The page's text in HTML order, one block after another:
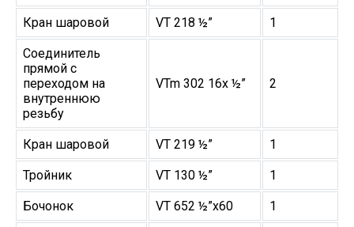
Кран шаровой VT 218 ½” 1
Соединитель
прямой с
переходом на
внутреннюю
резьбу
VTm 302 16х ½” 2
Кран шаровой VT 219 ½” 1
Тройник VT 130 ½” 1
Бочонок VT 652 ½”х60 1